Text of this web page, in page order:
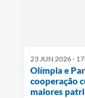
23 JUN 2026 -
Olímpia e
cooperação
maiores